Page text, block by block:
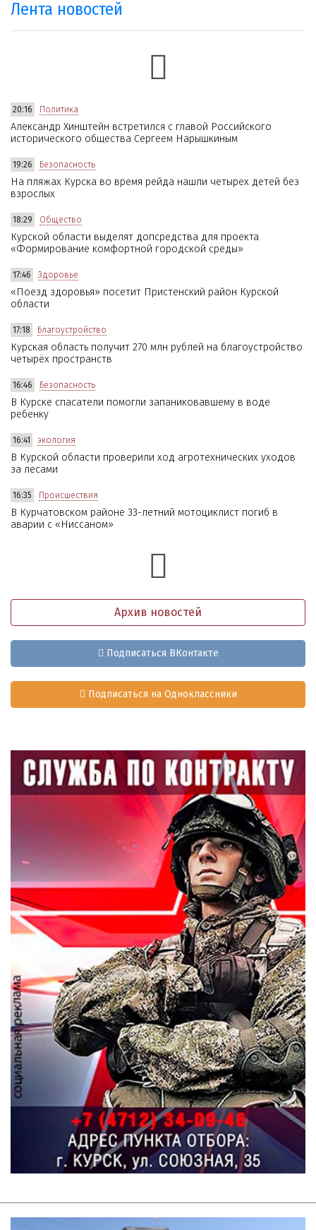
Лента новостей
20:16 Политика
Александр Хинштейн встретился с главой Российского
исторического общества Сергеем Нарышкиным
19:26 Безопасность
На пляжах Курска во время рейда нашли четырех детей без
взрослых
18:29 Общество
Курской области выделят допсредства для проекта
«Формирование комфортной городской среды»
17:46 Здоровье
«Поезд здоровья» посетит Пристенский район Курской
области
17:18 Благоустройство
Курская область получит 270 млн рублей на благоустройство
четырёх пространств
16:46 Безопасность
В Курске спасатели помогли запаниковавшему в воде
ребенку
16:41 экология
В Курской области проверили ход агротехнических уходов
за лесами
16:35 Происшествия
В Курчатовском районе 33-летний мотоциклист погиб в
аварии с «Ниссаном»
Архив новостей
Подписаться ВКонтакте
Подписаться на Одноклассники